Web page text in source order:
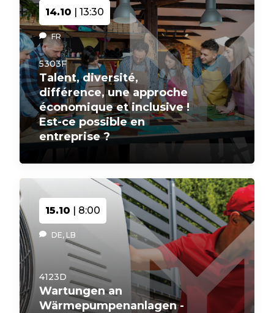
14.10 | 13:30
FR
5303F
Talent, diversité,
différence, une approche
économique et inclusive !
Est-ce possible en
entreprise ?
15.10 | 8:00
DE, LB
4123D
Wartungen an
Wärmepumpenanlagen -